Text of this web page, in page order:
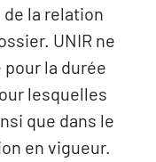
la relation
UNIR ne
la durée
lesquelles
que dans le
en vigueur.